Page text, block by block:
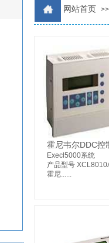
网站首页 >>
霍尼韦尔DDC控
Execl5000系统
产品型号
霍尼......